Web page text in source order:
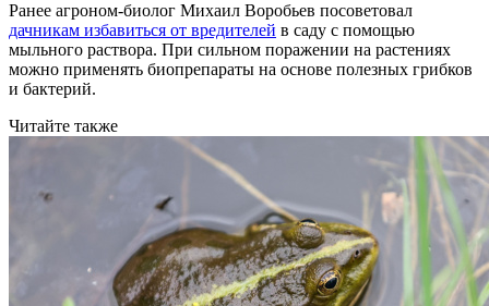
Ранее агроном-биолог Михаил Воробьев посоветовал
дачникам избавиться от вредителей в саду с помощью
мыльного раствора. При сильном поражении на растениях
можно применять биопрепараты на основе полезных грибков
и бактерий.
Читайте также